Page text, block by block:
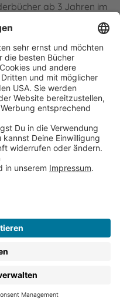
ab 3 Jahren im
oder Wimmelbuch–
genau das
3-Jährige aus?
neugierig, aktiv und
3-Jährige greifen
, wie Freundschaft,
alsPappbilderbuch